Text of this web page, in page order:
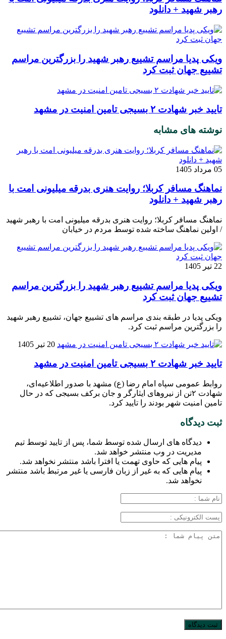
رهبر شهید + دانلود
ویکی پدیا مراسم تشییع رهبر شهید را بزرگترین مراسم
تشییع جهان ثبت کرد
تایید خبر شهادت ۲ بسیجی تامین امنیت در مشهد
نوشته های مشابه
05 مرداد 1405
نماهنگ مسافر کربلا؛ روایت هنری بدرقه میلیونی امت با
رهبر شهید + دانلود
نماهنگ مسافر کربلا؛ روایت هنری بدرقه میلیونی امت با رهبر شهید
/ اولین نماهنگ ساخته شده توسط مردم در خیابان
22 تیر 1405
ویکی پدیا مراسم تشییع رهبر شهید را بزرگترین مراسم
تشییع جهان ثبت کرد
ویکی پدیا در طبقه بندی مراسم های تشییع جهان، تشییع رهبر شهید
را بزرگترین مراسم ثبت کرد.
20 تیر 1405
تایید خبر شهادت ۲ بسیجی تامین امنیت در مشهد
روابط عمومی سپاه امام رضا (ع) مشهد با صدور اطلاعیه‌ای،
شهادت ۲تن از نیروهای ایثارگر و جان برکف بسیجی که در حال
تامین امنیت شهر بودند را تایید کرد.
ثبت دیدگاه
دیدگاه های ارسال شده توسط شما، پس از تایید توسط تیم
مدیریت در وب منتشر خواهد شد.
پیام هایی که حاوی تهمت یا افترا باشد منتشر نخواهد شد.
پیام هایی که به غیر از زبان فارسی یا غیر مرتبط باشد منتشر
نخواهد شد.